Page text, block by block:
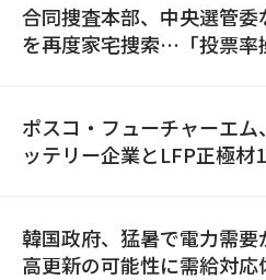
合同捜査本部、中央選管委
を再度家宅捜索…「投票率
ポスコ・フューチャーエム
ッテリー企業とLFP正極材
韓国政府、猛暑で電力需要
高更新の可能性に需給対応